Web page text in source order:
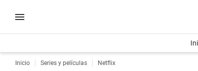
Inicio Series y películas Netflix